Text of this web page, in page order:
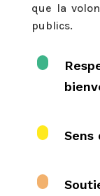
que la
publics.
Sens